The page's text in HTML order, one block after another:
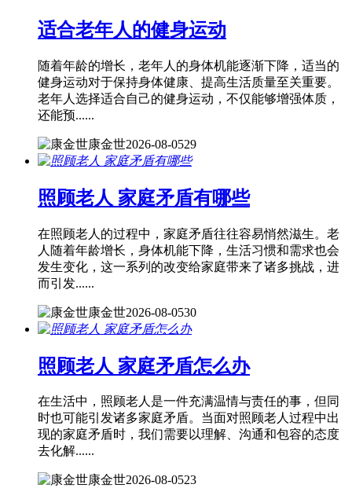
适合老年人的健身运动
随着年龄的增长，老年人的身体机能逐渐下降，适当的
健身运动对于保持身体健康、提高生活质量至关重要。
老年人选择适合自己的健身运动，不仅能够增强体质，
还能预......
康金世2026-08-0529
照顾老人 家庭矛盾有哪些
在照顾老人的过程中，家庭矛盾往往容易悄然滋生。老
人随着年龄增长，身体机能下降，生活习惯和需求也会
发生变化，这一系列的改变给家庭带来了诸多挑战，进
而引发......
康金世2026-08-0530
照顾老人 家庭矛盾怎么办
在生活中，照顾老人是一件充满温情与责任的事，但同
时也可能引发诸多家庭矛盾。当面对照顾老人过程中出
现的家庭矛盾时，我们需要以理解、沟通和包容的态度
去化解......
康金世2026-08-0523